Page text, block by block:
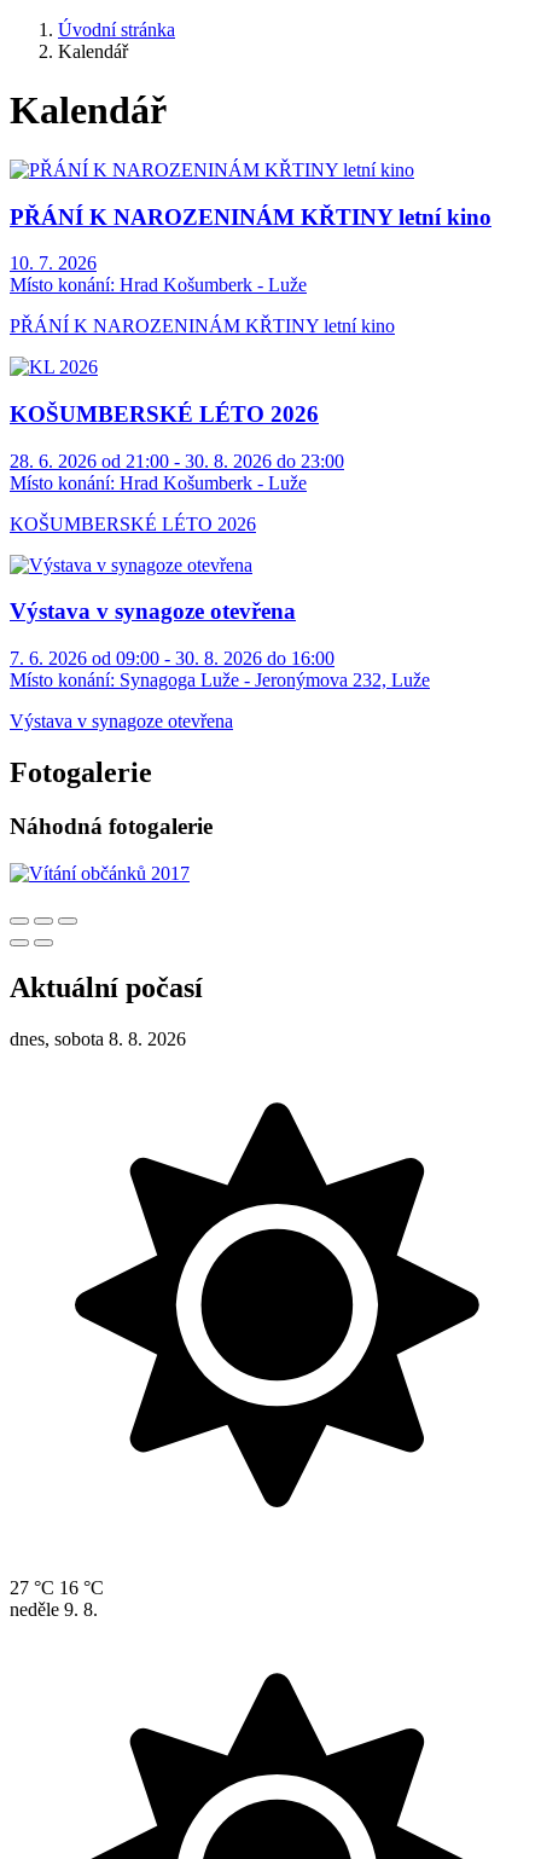
Úvodní stránka
Kalendář
Kalendář
PŘÁNÍ K NAROZENINÁM KŘTINY letní kino
10. 7. 2026
Místo konání: Hrad Košumberk - Luže
PŘÁNÍ K NAROZENINÁM KŘTINY letní kino
KOŠUMBERSKÉ LÉTO 2026
28. 6. 2026 od 21:00 - 30. 8. 2026 do 23:00
Místo konání: Hrad Košumberk - Luže
KOŠUMBERSKÉ LÉTO 2026
Výstava v synagoze otevřena
7. 6. 2026 od 09:00 - 30. 8. 2026 do 16:00
Místo konání: Synagoga Luže - Jeronýmova 232, Luže
Výstava v synagoze otevřena
Fotogalerie
Náhodná fotogalerie
Aktuální počasí
dnes, sobota 8. 8. 2026
27 °C 16 °C
neděle 9. 8.